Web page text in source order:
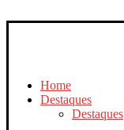
Home
Destaques
Destaques